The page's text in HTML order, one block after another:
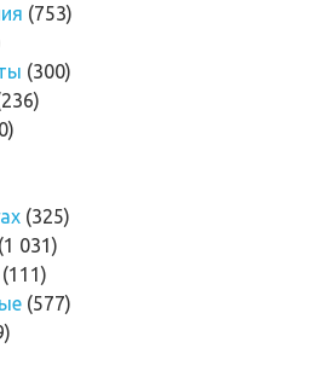
(753)
(300)
(325)
(1 031)
(577)